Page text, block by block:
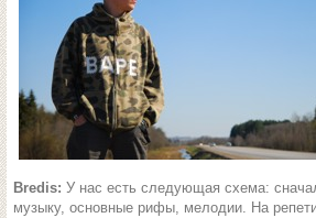
Bredis: У нас есть следующая схема:
музыку, основные рифы, мелодии. На